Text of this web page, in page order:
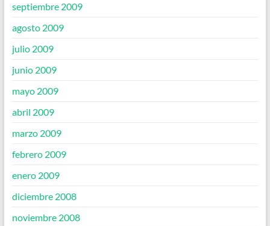
septiembre 2009
agosto 2009
julio 2009
junio 2009
mayo 2009
abril 2009
marzo 2009
febrero 2009
enero 2009
diciembre 2008
noviembre 2008